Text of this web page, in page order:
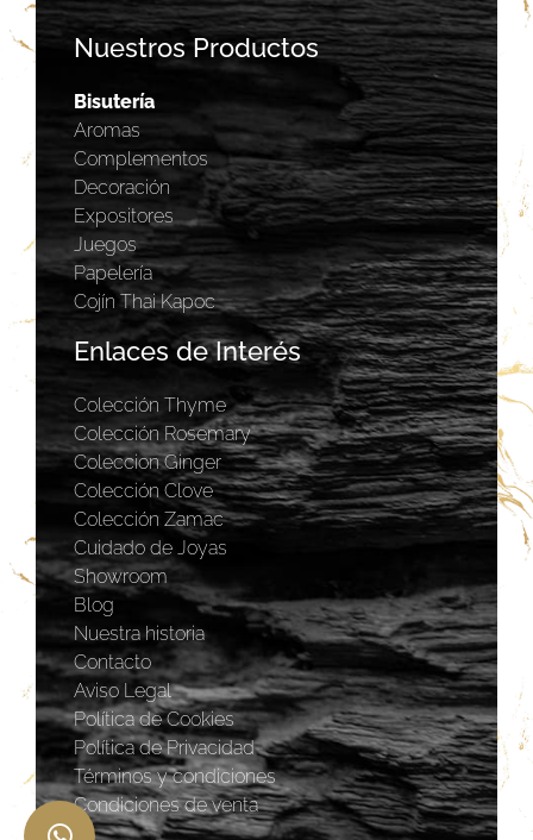
Nuestros Productos
Bisutería
Aromas
Complementos
Decoración
Expositores
Juegos
Papelería
Cojín Thai Kapoc
Enlaces de Interés
Colección Thyme
Colección Rosemary
Coleccion Ginger
Colección Clove
Colección Zamac
Cuidado de Joyas
Showroom
Blog
Nuestra historia
Contacto
Aviso Legal
Política de Cookies
Política de Privacidad
Términos y condiciones
Condiciones de venta